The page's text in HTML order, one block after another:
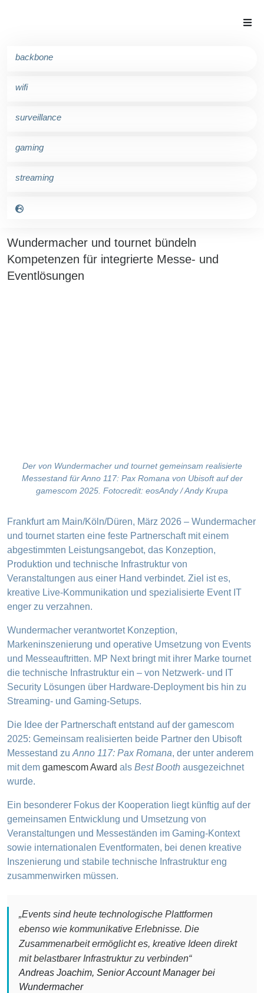
backbone
wifi
surveillance
gaming
streaming
Wundermacher und tournet bündeln
Kompetenzen für integrierte Messe- und
Eventlösungen
Der von Wundermacher und tournet gemeinsam realisierte
Messestand für Anno 117: Pax Romana von Ubisoft auf der
gamescom 2025. Fotocredit: eosAndy / Andy Krupa
Frankfurt am Main/Köln/Düren, März 2026 – Wundermacher
und tournet starten eine feste Partnerschaft mit einem
abgestimmten Leistungsangebot, das Konzeption,
Produktion und technische Infrastruktur von
Veranstaltungen aus einer Hand verbindet. Ziel ist es,
kreative Live-Kommunikation und spezialisierte Event IT
enger zu verzahnen.
Wundermacher verantwortet Konzeption,
Markeninszenierung und operative Umsetzung von Events
und Messeauftritten. MP Next bringt mit ihrer Marke tournet
die technische Infrastruktur ein – von Netzwerk- und IT
Security Lösungen über Hardware-Deployment bis hin zu
Streaming- und Gaming-Setups.
Die Idee der Partnerschaft entstand auf der gamescom
2025: Gemeinsam realisierten beide Partner den Ubisoft
Messestand zu Anno 117: Pax Romana, der unter anderem
mit dem gamescom Award als Best Booth ausgezeichnet
wurde.
Ein besonderer Fokus der Kooperation liegt künftig auf der
gemeinsamen Entwicklung und Umsetzung von
Veranstaltungen und Messeständen im Gaming-Kontext
sowie internationalen Eventformaten, bei denen kreative
Inszenierung und stabile technische Infrastruktur eng
zusammenwirken müssen.
„Events sind heute technologische Plattformen
ebenso wie kommunikative Erlebnisse. Die
Zusammenarbeit ermöglicht es, kreative Ideen direkt
mit belastbarer Infrastruktur zu verbinden“
Andreas Joachim, Senior Account Manager bei
Wundermacher